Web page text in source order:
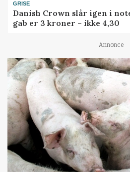
GRISE
Danish Crown slår igen i
gab er 3 kroner – ikke 4,30
Annonce